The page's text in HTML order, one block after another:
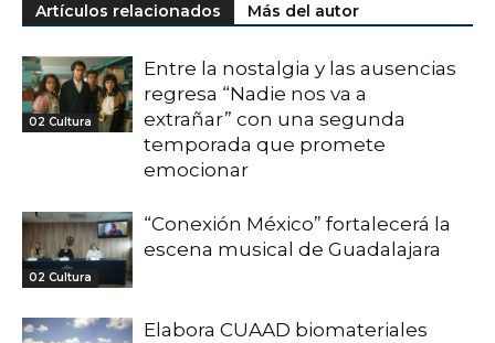
Artículos relacionados Más del autor
02 Cultura
Entre la nostalgia y las ausencias
regresa “Nadie nos va a
extrañar” con una segunda
temporada que promete
emocionar
02 Cultura
“Conexión México” fortalecerá la
escena musical de Guadalajara
Elabora CUAAD biomateriales